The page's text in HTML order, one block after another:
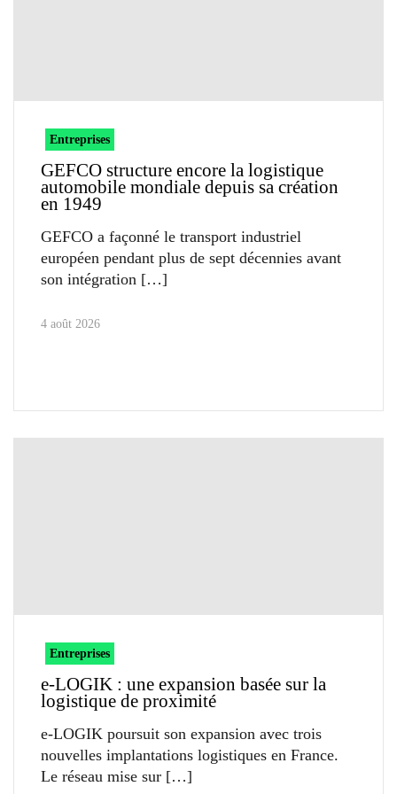
Entreprises
GEFCO structure encore la logistique
automobile mondiale depuis sa création
en 1949
GEFCO a façonné le transport industriel
européen pendant plus de sept décennies avant
son intégration
4 août 2026
Entreprises
e-LOGIK : une expansion basée sur la
logistique de proximité
e-LOGIK poursuit son expansion avec trois
nouvelles implantations logistiques en France.
Le réseau mise sur